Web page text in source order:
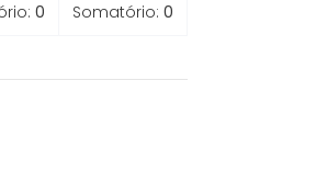
0
Somatório: 0